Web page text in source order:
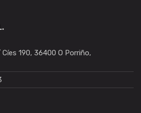
190, 36400 O Porriño,